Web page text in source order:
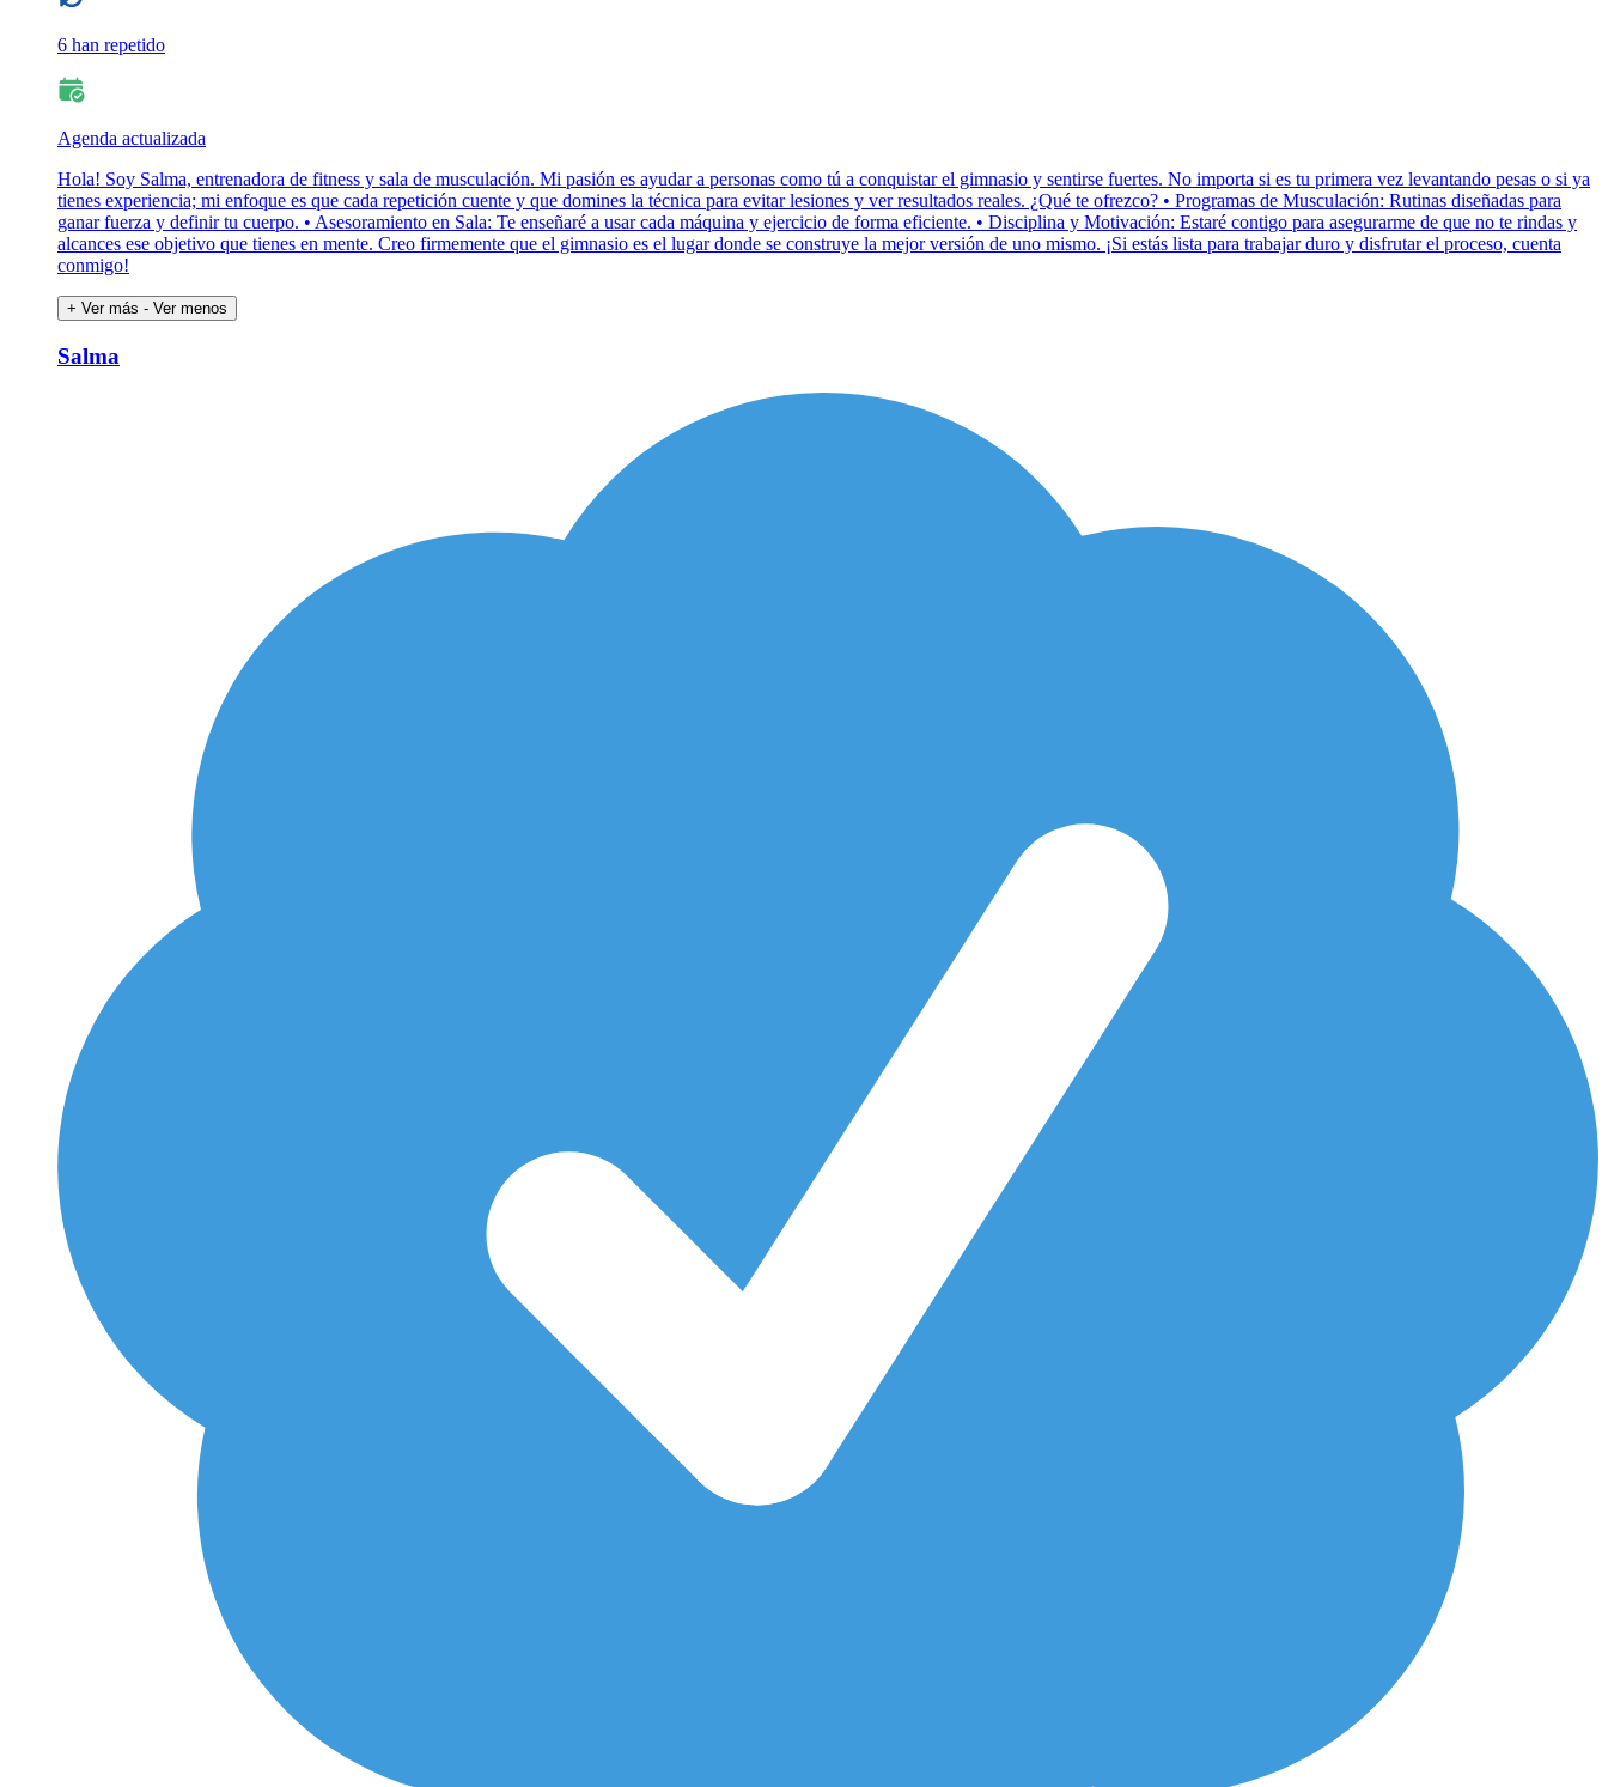
6 han repetido
Agenda actualizada
Hola! Soy Salma, entrenadora de fitness y sala de musculación. Mi pasión es ayudar a personas como tú a conquistar el gimnasio y sentirse fuertes. No importa si es tu primera vez levantando pesas o si ya
tienes experiencia; mi enfoque es que cada repetición cuente y que domines la técnica para evitar lesiones y ver resultados reales. ¿Qué te ofrezco? • Programas de Musculación: Rutinas diseñadas para
ganar fuerza y definir tu cuerpo. • Asesoramiento en Sala: Te enseñaré a usar cada máquina y ejercicio de forma eficiente. • Disciplina y Motivación: Estaré contigo para asegurarme de que no te rindas y
alcances ese objetivo que tienes en mente. Creo firmemente que el gimnasio es el lugar donde se construye la mejor versión de uno mismo. ¡Si estás lista para trabajar duro y disfrutar el proceso, cuenta
conmigo!
+ Ver más - Ver menos
Salma